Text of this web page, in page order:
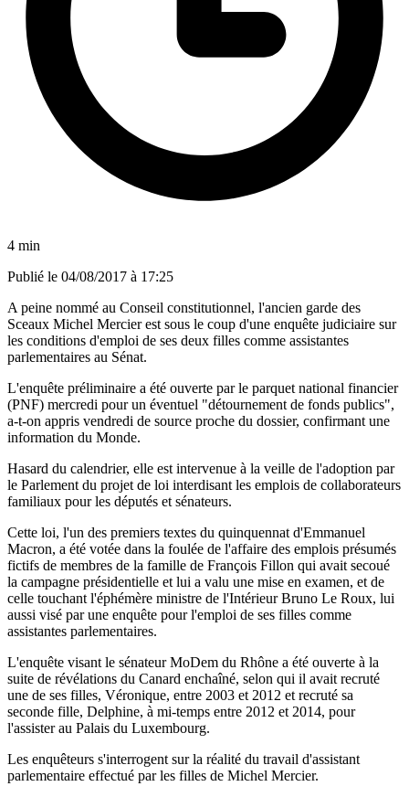
4 min
Publié le 04/08/2017 à 17:25
A peine nommé au Conseil constitutionnel, l'ancien garde des
Sceaux Michel Mercier est sous le coup d'une enquête judiciaire sur
les conditions d'emploi de ses deux filles comme assistantes
parlementaires au Sénat.
L'enquête préliminaire a été ouverte par le parquet national financier
(PNF) mercredi pour un éventuel "détournement de fonds publics",
a-t-on appris vendredi de source proche du dossier, confirmant une
information du Monde.
Hasard du calendrier, elle est intervenue à la veille de l'adoption par
le Parlement du projet de loi interdisant les emplois de collaborateurs
familiaux pour les députés et sénateurs.
Cette loi, l'un des premiers textes du quinquennat d'Emmanuel
Macron, a été votée dans la foulée de l'affaire des emplois présumés
fictifs de membres de la famille de François Fillon qui avait secoué
la campagne présidentielle et lui a valu une mise en examen, et de
celle touchant l'éphémère ministre de l'Intérieur Bruno Le Roux, lui
aussi visé par une enquête pour l'emploi de ses filles comme
assistantes parlementaires.
L'enquête visant le sénateur MoDem du Rhône a été ouverte à la
suite de révélations du Canard enchaîné, selon qui il avait recruté
une de ses filles, Véronique, entre 2003 et 2012 et recruté sa
seconde fille, Delphine, à mi-temps entre 2012 et 2014, pour
l'assister au Palais du Luxembourg.
Les enquêteurs s'interrogent sur la réalité du travail d'assistant
parlementaire effectué par les filles de Michel Mercier.